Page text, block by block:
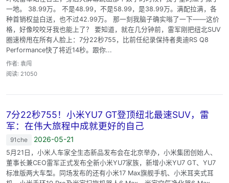
一地。 38.99万。 不是48.99，不是58.99，是38.99万。满配拉满，各
种首销权益白送，也不过42.99万。 那一刻我脑子确实嗡了一下——这价
格，好像咬咬牙我也能上了？ 要知道，就在几分钟前，雷军刚把纽北SUV
圈速榜甩在所有人脸上：7分22秒755，比前任纪录保持者奥迪RS Q8
Performance快了将近14秒。跟你...
作者: 袁闯
阅读: 21050
7分22秒755！小米YU7 GT登顶纽北最速SUV，雷
军：在伟大旅程中成就更好的自己
91che 2026-05-21
5月21日，小米人车家全生态新品发布会在北京举办，小米集团创始人、
董事长兼CEO雷军正式发布全新小米YU7家族，新增小米YU7 GT、YU7
标准版两大车型。同场发布的还有小米17 Max旗舰手机、小米耳夹式耳